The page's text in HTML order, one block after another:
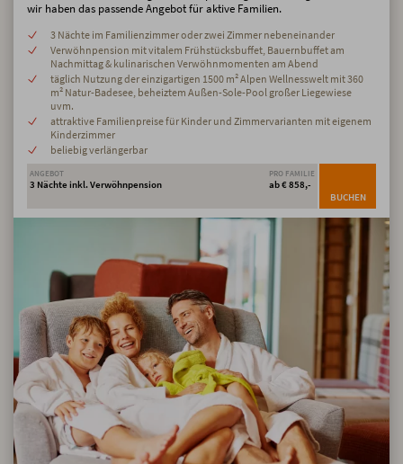
wir haben das passende Angebot für aktive Familien.
3 Nächte im Familienzimmer oder zwei Zimmer nebeneinander
Verwöhnpension mit vitalem Frühstücksbuffet, Bauernbuffet am
Nachmittag & kulinarischen Verwöhnmomenten am Abend
täglich Nutzung der einzigartigen 1500 m² Alpen Wellnesswelt mit 360
m² Natur-Badesee, beheiztem Außen-Sole-Pool großer Liegewiese
uvm.
attraktive Familienpreise für Kinder und Zimmervarianten mit eigenem
Kinderzimmer
beliebig verlängerbar
ANGEBOT
3 Nächte inkl. Verwöhnpension
PRO FAMILIE
ab € 858,-
BUCHEN